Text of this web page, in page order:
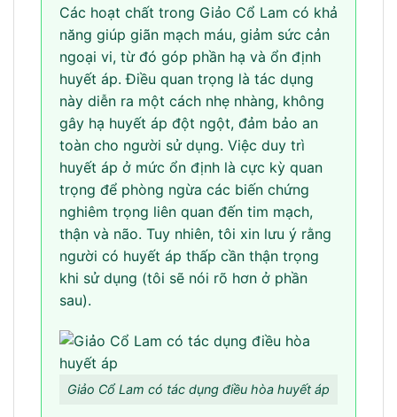
Các hoạt chất trong Giảo Cổ Lam có khả
năng giúp giãn mạch máu, giảm sức cản
ngoại vi, từ đó góp phần hạ và ổn định
huyết áp. Điều quan trọng là tác dụng
này diễn ra một cách nhẹ nhàng, không
gây hạ huyết áp đột ngột, đảm bảo an
toàn cho người sử dụng. Việc duy trì
huyết áp ở mức ổn định là cực kỳ quan
trọng để phòng ngừa các biến chứng
nghiêm trọng liên quan đến tim mạch,
thận và não. Tuy nhiên, tôi xin lưu ý rằng
người có huyết áp thấp cần thận trọng
khi sử dụng (tôi sẽ nói rõ hơn ở phần
sau).
Giảo Cổ Lam có tác dụng điều hòa huyết áp